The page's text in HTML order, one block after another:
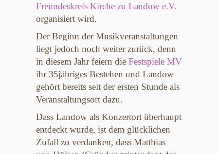
Freundeskreis Kirche zu Landow e.V.
organisiert wird.
Der Beginn der Musikveranstaltungen
liegt jedoch noch weiter zurück, denn
in diesem Jahr feiern die Festspiele MV
ihr 35jähriges Bestehen und Landow
gehört bereits seit der ersten Stunde als
Veranstaltungsort dazu.
Dass Landow als Konzertort überhaupt
entdeckt wurde, ist dem glücklichen
Zufall zu verdanken, dass Matthias